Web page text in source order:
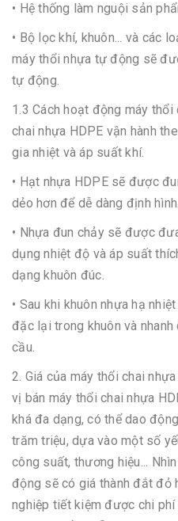
• Hệ thống làm nguội sản
• Bộ lọc khí, khuôn... và các
máy thổi nhựa tự động sẽ
tự động.
1.3 Cách hoạt động máy
chai nhựa HDPE vận hành
gia nhiệt và áp suất khí.
• Hạt nhựa HDPE sẽ được
dẻo hơn để dễ dàng định hình.
• Nhựa đun chảy sẽ được
dụng nhiệt độ và áp suất
dạng khuôn đúc.
• Sau khi khuôn nhựa hạ
đặc lại trong khuôn và
cầu.
2. Giá của máy thổi chai
vị bán máy thổi chai nhựa
khá đa dạng, có thể dao
trăm triệu, dựa vào một số
công suất, thương hiệu...
động sẽ có giá thành đắt đỏ
nghiệp tiết kiệm được chi